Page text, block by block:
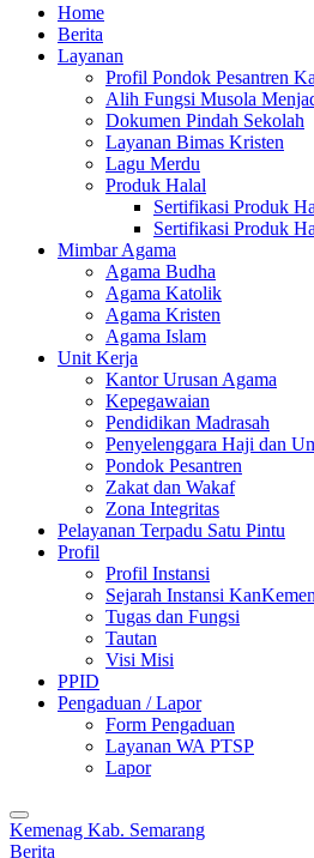
Home
Berita
Layanan
Profil Pondok Pesantren
Alih Fungsi Musola
Dokumen Pindah Sekolah
Layanan Bimas Kristen
Lagu Merdu
Produk Halal
Sertifikasi Produk
Sertifikasi Produk
Mimbar Agama
Agama Budha
Agama Katolik
Agama Kristen
Agama Islam
Unit Kerja
Kantor Urusan Agama
Kepegawaian
Pendidikan Madrasah
Penyelenggara Haji dan
Pondok Pesantren
Zakat dan Wakaf
Zona Integritas
Pelayanan Terpadu Satu Pintu
Profil
Profil Instansi
Sejarah Instansi
Tugas dan Fungsi
Tautan
Visi Misi
PPID
Pengaduan / Lapor
Form Pengaduan
Layanan WA PTSP
Lapor
Kemenag Kab. Semarang
Berita